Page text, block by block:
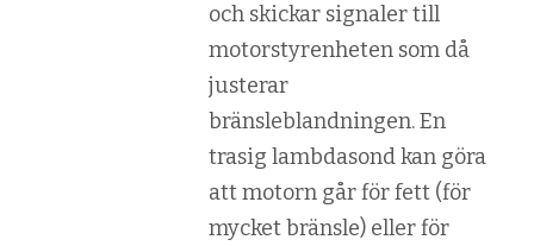
och skickar signaler till
motorstyrenheten som då
justerar
bränsleblandningen. En
trasig lambdasond kan göra
att motorn går för fett (för
mycket bränsle) eller för